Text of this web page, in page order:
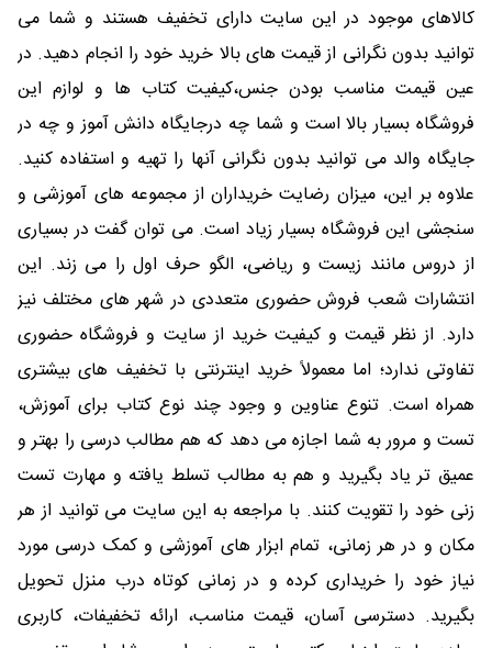
کالاهای موجود در این سایت دارای تخفیف هستند و شما می
توانید بدون نگرانی از قیمت های بالا خرید خود را انجام دهید. در
عین قیمت مناسب بودن جنس،کیفیت کتاب ها و لوازم این
فروشگاه بسیار بالا است و شما چه درجایگاه دانش آموز و چه در
جایگاه والد می توانید بدون نگرانی آنها را تهیه و استفاده کنید.
علاوه بر این، میزان رضایت خریداران از مجموعه های آموزشی و
سنجشی این فروشگاه بسیار زیاد است. می توان گفت در بسیاری
از دروس مانند زیست و ریاضی، الگو حرف اول را می زند. این
انتشارات شعب فروش حضوری متعددی در شهر های مختلف نیز
دارد. از نظر قیمت و کیفیت خرید از سایت و فروشگاه حضوری
تفاوتی ندارد؛ اما معمولاً خرید اینترنتی با تخفیف های بیشتری
همراه است. تنوع عناوین و وجود چند نوع کتاب برای آموزش،
تست و مرور به شما اجازه می دهد که هم مطالب درسی را بهتر و
عمیق تر یاد بگیرید و هم به مطالب تسلط یافته و مهارت تست
زنی خود را تقویت کنند. با مراجعه به این سایت می توانید از هر
مکان و در هر زمانی، تمام ابزار های آموزشی و کمک درسی مورد
نیاز خود را خریداری کرده و در زمانی کوتاه درب منزل تحویل
بگیرید. دسترسی آسان، قیمت مناسب، ارائه تخفیفات، کاربری